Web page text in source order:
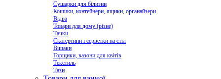
Сушарки для білизни
Кошики, контейнери, ящики, органайзери
Відра
Товари для дому (різне)
Тачки
Скатертини і серветки на стіл
Вішаки
Горщики, вазони для квітів
Текстиль
Тази